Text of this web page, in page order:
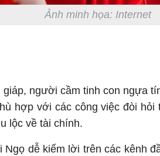
Ảnh minh họa: Internet
giáp, người cầm tinh con ngựa
hợp với các công việc đòi hỏi
lộc về tài chính.
Ngọ dễ kiếm lời trên các kênh